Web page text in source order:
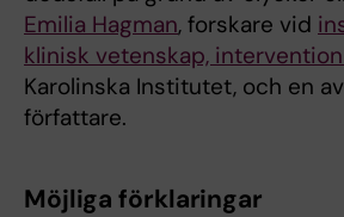
Emilia Hagman, forskare vid
klinisk vetenskap,
Karolinska Institutet, och en
författare.
Möjliga förklaringar